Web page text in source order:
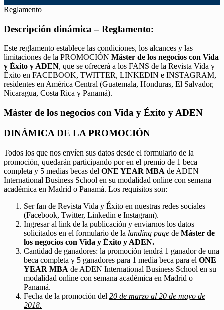
Reglamento
Descripción dinámica – Reglamento:
Este reglamento establece las condiciones, los alcances y las
limitaciones de la PROMOCIÓN Máster de los negocios con Vida
y Éxito y ADEN, que se ofrecerá a los FANS de la Revista Vida y
Éxito en FACEBOOK, TWITTER, LINKEDIN e INSTAGRAM,
residentes en América Central (Guatemala, Honduras, El Salvador,
Nicaragua, Costa Rica y Panamá).
Máster de los negocios con Vida y Éxito y ADEN
DINÁMICA DE LA PROMOCIÓN
Todos los que nos envíen sus datos desde el formulario de la
promoción, quedarán participando por en el premio de 1 beca
completa y 5 medias becas del ONE YEAR MBA de ADEN
International Business School en su modalidad online con semana
académica en Madrid o Panamá. Los requisitos son:
Ser fan de Revista Vida y Éxito en nuestras redes sociales
(Facebook, Twitter, Linkedin e Instagram).
Ingresar al link de la publicación y enviarnos los datos
solicitados en el formulario de la landing page de Máster de
los negocios con Vida y Éxito y ADEN.
Cantidad de ganadores: la promoción tendrá 1 ganador de una
beca completa y 5 ganadores para 1 media beca para el ONE
YEAR MBA de ADEN International Business School en su
modalidad online con semana académica en Madrid o
Panamá.
Fecha de la promoción del 20 de marzo al 20 de mayo de
2018.